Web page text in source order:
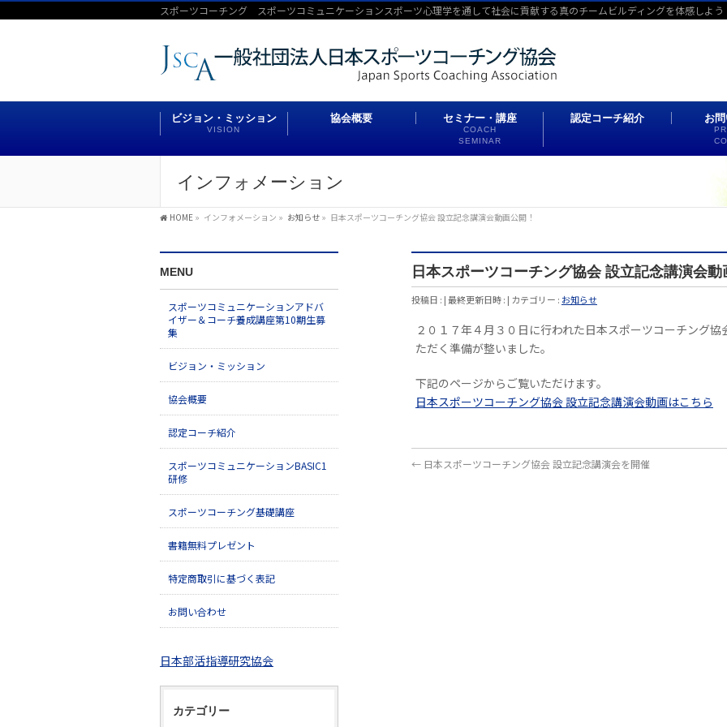
スポーツコーチング スポーツコミュニケーションスポーツ心理学を通して社会に貢献する真のチームビルディングを体感しよう
ビジョン・ミッション
VISION
協会概要 セミナー・講座
COACH
SEMINAR
認定コーチ紹介 お
インフォメーション
HOME » インフォメーション » お知らせ » 日本スポーツコーチング協会 設立記念講演会動画公開！
日本スポーツコーチング協会 設立記念講演会動
投稿日 : 最終更新日時 : カテゴリー : お知らせ
２０１７年４月３０日に行われた日本スポーツコーチング
ただく準備が整いました。
下記のページからご覧いただけます。
日本スポーツコーチング協会 設立記念講演会動画はこちら
← 日本スポーツコーチング協会 設立記念講演会を開催
MENU
スポーツコミュニケーションアドバ
イザー＆コーチ養成講座第10期生募
集
ビジョン・ミッション
協会概要
認定コーチ紹介
スポーツコミュニケーションBASIC1
研修
スポーツコーチング基礎講座
書籍無料プレゼント
特定商取引に基づく表記
お問い合わせ
日本部活指導研究協会
カテゴリー